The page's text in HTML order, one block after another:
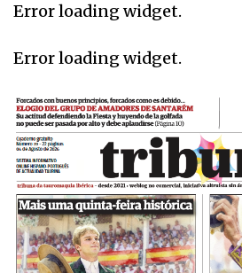
Error loading widget.
Error loading widget.